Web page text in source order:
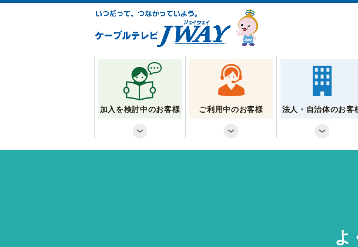
加入を検討中のお客様 ご利用中のお客様 法人・自治体のお客
よ